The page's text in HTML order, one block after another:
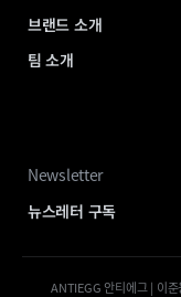
브랜드 소개
팀 소개
Newsletter
뉴스레터 구독
ANTIEGG 안티에그 | 이